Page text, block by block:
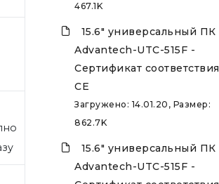
467.1K
15.6" универсальный ПК
Advantech-UTC-515F -
Сертификат соответствия
CE
Загружено: 14.01.20, Размер:
862.7K
15.6" универсальный ПК
Advantech-UTC-515F -